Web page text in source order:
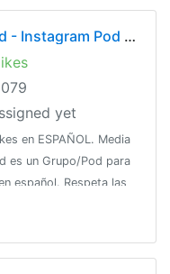
SOLO LIKES x50 | HispanoPod - Instagram Pod en Español
yet
en ESPAÑOL. Media
es un Grupo/Pod para
español. Respeta las
😍.